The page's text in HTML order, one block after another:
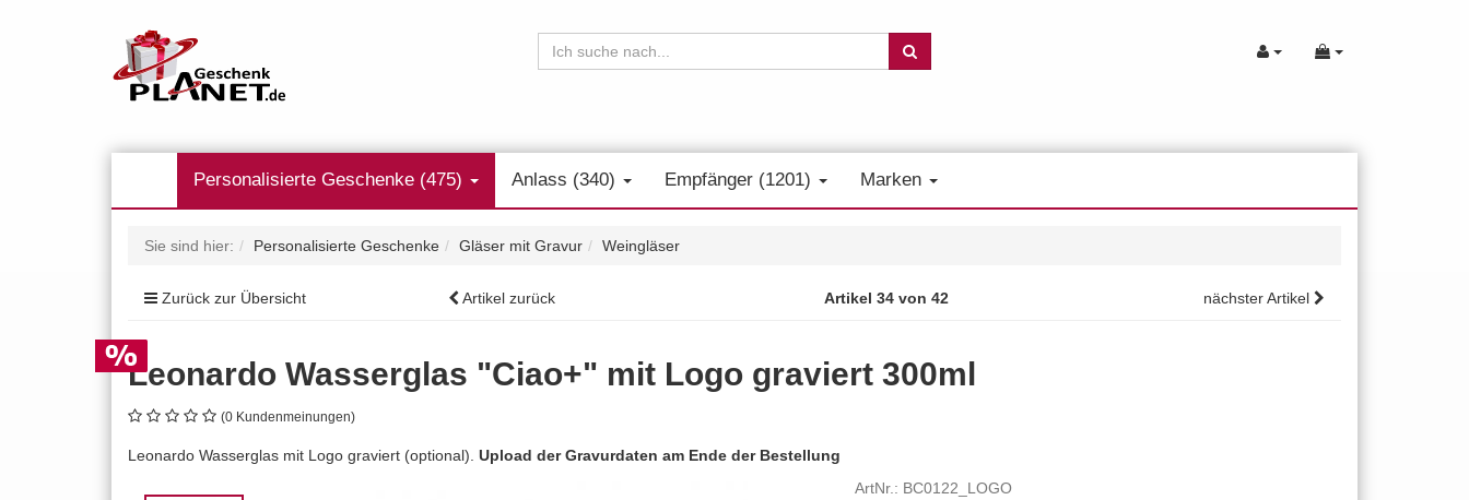
Personalisierte Geschenke (475) Anlass (340) Empfänger (1201) Marken
Sie sind hier: Personalisierte Geschenke Gläser mit Gravur Weingläser
Zurück zur Übersicht Artikel zurück Artikel 34 von 42 nächster Artikel
Leonardo Wasserglas "Ciao+" mit Logo graviert 300ml
(0 Kundenmeinungen)
Leonardo Wasserglas mit Logo graviert (optional). Upload der Gravurdaten am Ende der Bestellung
ArtNr.: BC0122_LOGO